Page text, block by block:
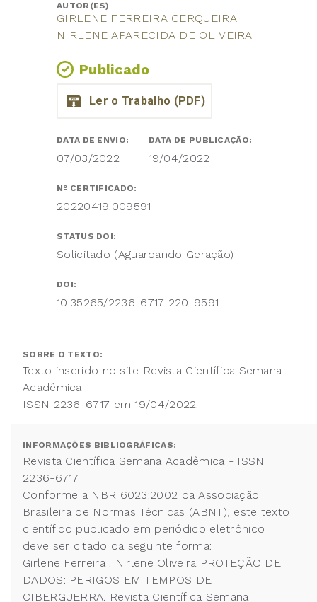
AUTOR(ES)
GIRLENE FERREIRA CERQUEIRA
NIRLENE APARECIDA DE OLIVEIRA
Publicado
DATA DE ENVIO:
07/03/2022
DATA DE PUBLICAÇÃO:
19/04/2022
Nº CERTIFICADO:
20220419.009591
STATUS DOI:
Solicitado (Aguardando Geração)
DOI:
10.35265/2236-6717-220-9591
SOBRE O TEXTO:
Texto inserido no site Revista Científica Semana
Acadêmica
ISSN 2236-6717 em 19/04/2022.
INFORMAÇÕES BIBLIOGRÁFICAS:
Revista Científica Semana Acadêmica - ISSN
2236-6717
Conforme a NBR 6023:2002 da Associação
Brasileira de Normas Técnicas (ABNT), este texto
científico publicado em periódico eletrônico
deve ser citado da seguinte forma:
Girlene Ferreira . Nirlene Oliveira PROTEÇÃO DE
DADOS: PERIGOS EM TEMPOS DE
CIBERGUERRA. Revista Científica Semana